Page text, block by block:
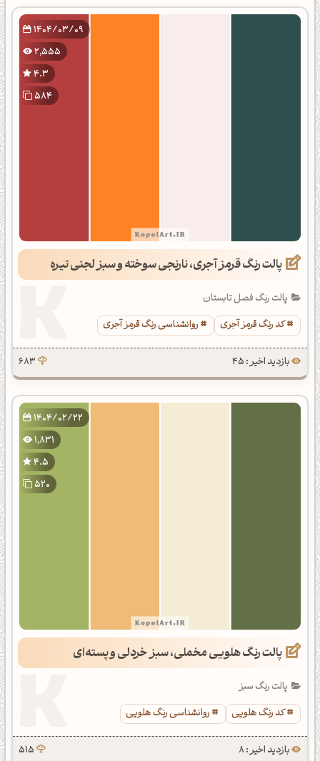
1404/03/09
2,555
4.3
584
پالت رنگ قرمز آجری، نارنجی سوخته و سبز لجنی تیره
پالت رنگ فصل تابستان
کد رنگ قرمز آجری
روانشناسی رنگ قرمز آجری
بازدید اخیر : 45 683
1404/02/22
1,831
4.5
520
پالت رنگ هلویی مخملی، سبز خردلی و پسته‌ای
پالت رنگ سبز
کد رنگ هلویی
روانشناسی رنگ هلویی
بازدید اخیر : 8 515